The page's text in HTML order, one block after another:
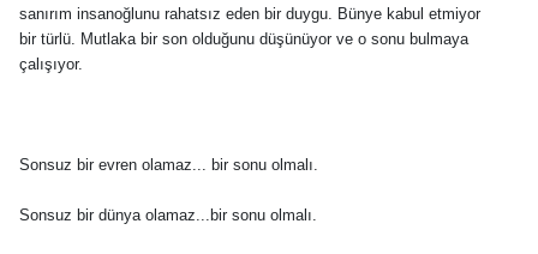
sanırım insanoğlunu rahatsız eden bir duygu. Bünye kabul etmiyor
bir türlü. Mutlaka bir son olduğunu düşünüyor ve o sonu bulmaya
çalışıyor.
Sonsuz bir evren olamaz... bir sonu olmalı.
Sonsuz bir dünya olamaz...bir sonu olmalı.